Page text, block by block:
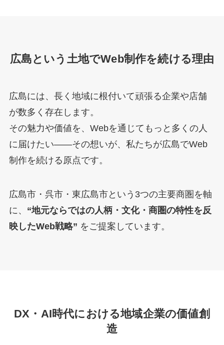
広島という土地でWeb制作を続ける理由
広島には、長く地域に根付いて頑張る企業や店舗
が数多く存在します。
その魅力や価値を、Webを通じてもっと多くの人
に届けたい——その想いが、私たちが広島でWeb
制作を続ける原点です。
広島市・呉市・東広島市という3つの主要商圏を軸
に、 “地元ならではの人柄・文化・商圏の特性を反
映したWeb戦略” をご提案しています。
DX・AI時代における地域企業の価値創
造